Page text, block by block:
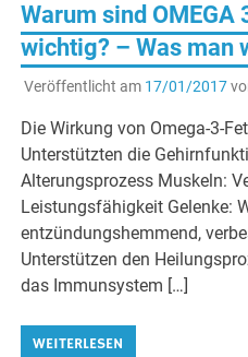
Warum sind OMEGA
wichtig? – Was man
Veröffentlicht am 17/01/2017
Die Wirkung von Omega-3-
Unterstützten die
Alterungsprozess Muskeln:
Leistungsfähigkeit Gelenke:
entzündungshemmend,
Unterstützen den
das Immunsystem […]
WEITERLESEN